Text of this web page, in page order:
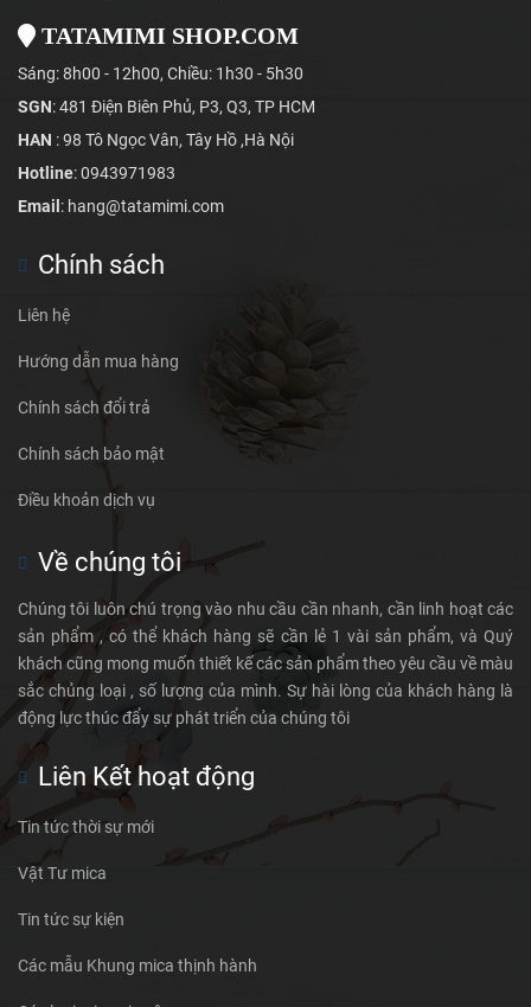
TATAMIMI SHOP.COM
Sáng: 8h00 - 12h00, Chiều: 1h30 - 5h30
SGN: 481 Điện Biên Phủ, P3, Q3, TP HCM
HAN : 98 Tô Ngọc Vân, Tây Hồ ,Hà Nội
Hotline: 0943971983
Email : hang@tatamimi.com
Chính sách
Liên hệ
Hướng dẫn mua hàng
Chính sách đổi trả
Chính sách bảo mật
Điều khoản dịch vụ
Về chúng tôi
Chúng tôi luôn chú trọng vào nhu cầu cần nhanh, cần linh hoạt các
sản phẩm , có thể khách hàng sẽ cần lẻ 1 vài sản phẩm, và Quý
khách cũng mong muốn thiết kế các sản phẩm theo yêu cầu về màu
sắc chủng loại , số lượng của mình. Sự hài lòng của khách hàng là
động lực thúc đẩy sự phát triển của chúng tôi
Liên Kết hoạt động
Tin tức thời sự mới
Vật Tư mica
Tin tức sự kiện
Các mẫu Khung mica thịnh hành